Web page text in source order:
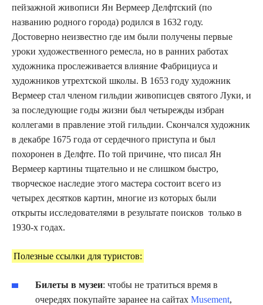
пейзажной живописи Ян Вермеер Делфтский (по
названию родного города) родился в 1632 году.
Достоверно неизвестно где им были получены первые
уроки художественного ремесла, но в ранних работах
художника прослеживается влияние Фабрициуса и
художников утрехтской школы. В 1653 году художник
Вермеер стал членом гильдии живописцев святого Луки, и
за последующие годы жизни был четырежды избран
коллегами в правление этой гильдии. Скончался художник
в декабре 1675 года от сердечного приступа и был
похоронен в Делфте. По той причине, что писал Ян
Вермеер картины тщательно и не слишком быстро,
творческое наследие этого мастера состоит всего из
четырех десятков картин, многие из которых были
открыты исследователями в результате поисков только в
1930-х годах.
Полезные ссылки для туристов:
Билеты в музеи: чтобы не тратиться время в
очередях покупайте заранее на сайтах Musement,